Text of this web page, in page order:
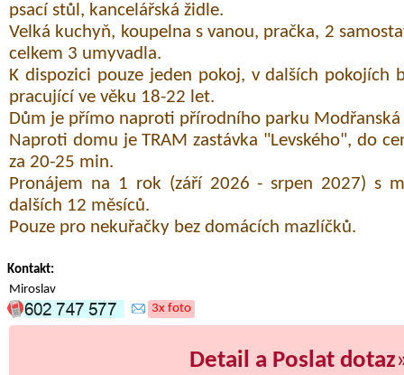
psací stůl, kancelářská židle.
Velká kuchyň, koupelna s vanou, pračka, 2
celkem 3 umyvadla.
K dispozici pouze jeden pokoj, v dalších pokojích
pracující ve věku 18-22 let.
Dům je přímo naproti přírodního parku
Naproti domu je TRAM zastávka "Levského", do
za 20-25 min.
Pronájem na 1 rok (září 2026 - srpen 2027) s
dalších 12 měsíců.
Pouze pro nekuřačky bez domácích mazlíčků.
Kontakt:
Miroslav
3x foto
Detail a Poslat dotaz